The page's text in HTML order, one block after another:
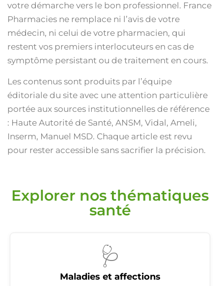
votre démarche vers le bon professionnel. France
Pharmacies ne remplace ni l’avis de votre
médecin, ni celui de votre pharmacien, qui
restent vos premiers interlocuteurs en cas de
symptôme persistant ou de traitement en cours.
Les contenus sont produits par l’équipe
éditoriale du site avec une attention particulière
portée aux sources institutionnelles de référence
: Haute Autorité de Santé, ANSM, Vidal, Ameli,
Inserm, Manuel MSD. Chaque article est revu
pour rester accessible sans sacrifier la précision.
Explorer nos thématiques
santé
🩺
Maladies et affections